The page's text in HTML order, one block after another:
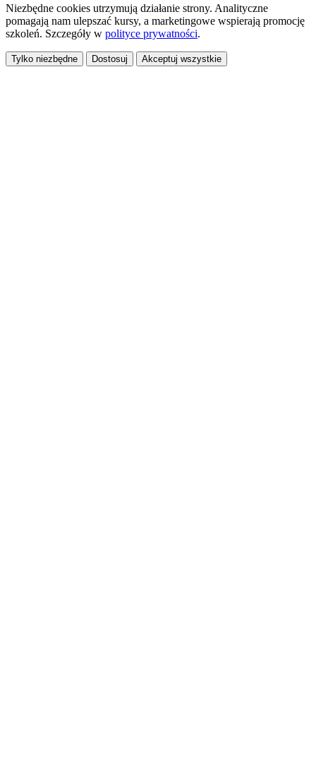
Niezbędne cookies utrzymują działanie strony. Analityczne
pomagają nam ulepszać kursy, a marketingowe wspierają promocję
szkoleń. Szczegóły w polityce prywatności.
Tylko niezbędne Dostosuj Akceptuj wszystkie